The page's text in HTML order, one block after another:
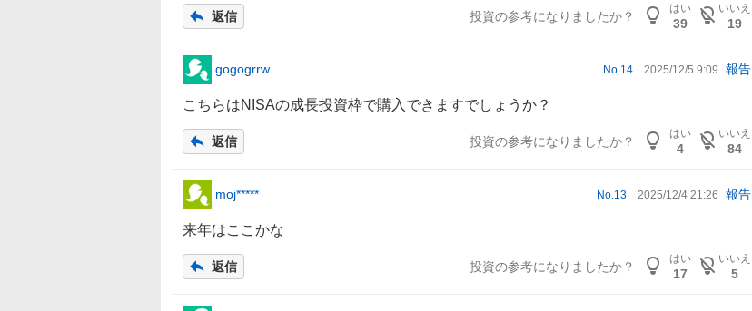
返信 投資の参考になりましたか？
はい
39
いいえ
19
gogogrrw No. 14 2025/12/5 9:09 報告
こちらはNISAの成長投資枠で購入できますでしょうか？
返信 投資の参考になりましたか？
はい
4
いいえ
84
moj***** No. 13 2025/12/4 21:26 報告
来年はここかな
返信 投資の参考になりましたか？
はい
17
いいえ
5